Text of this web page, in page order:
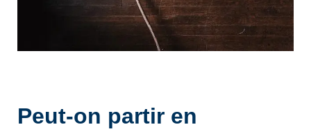
Peut-on partir en